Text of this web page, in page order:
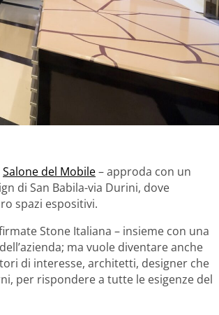
Salone del Mobile– approda con un
di San Babila-via Durini, dove
spazi espositivi.
Stone Italiana – insieme con una
ma vuole diventare anche
di interesse, architetti, designer che
per rispondere a tutte le esigenze del